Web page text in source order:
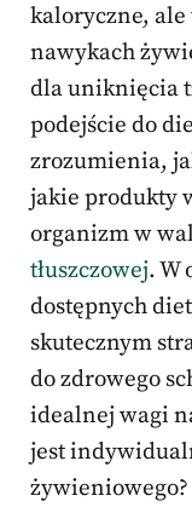
kaloryczne,
nawykach
dla uniknięcia
podejście do
zrozumienia,
jakie produkty
organizm w
tłuszczowej. W
dostępnych
skutecznym
do zdrowego
idealnej wagi
jest